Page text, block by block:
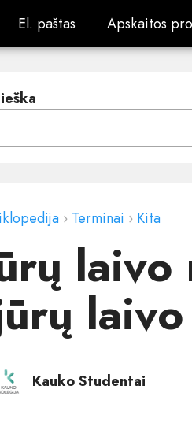
El. paštas
El. paštas Apskaitos
Apskaitos
› Terminai › Kita
Kauko Studentai